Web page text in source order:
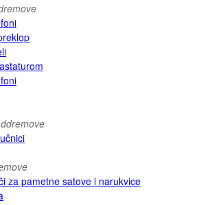
remove
remove
za pametne satove i narukvice